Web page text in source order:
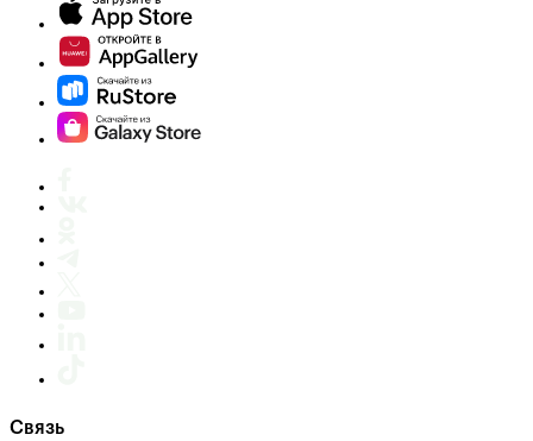
Связь